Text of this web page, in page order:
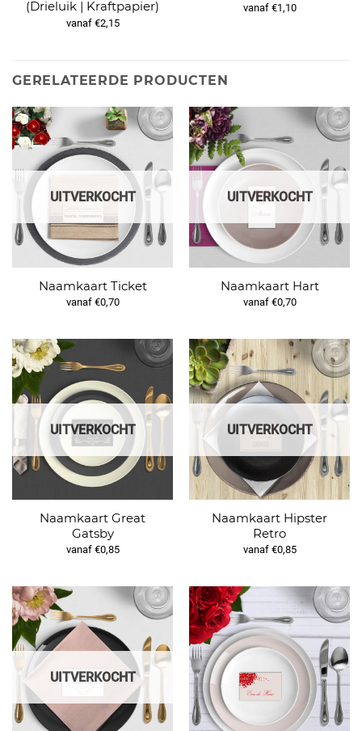
(Drieluik | Kraftpapier)
vanaf €2,15
vanaf €1,10
GERELATEERDE PRODUCTEN
UITVERKOCHT
Naamkaart Ticket
vanaf €0,70
UITVERKOCHT
Naamkaart Hart
vanaf €0,70
UITVERKOCHT
Naamkaart Great
Gatsby
vanaf €0,85
UITVERKOCHT
Naamkaart Hipster
Retro
vanaf €0,85
UITVERKOCHT